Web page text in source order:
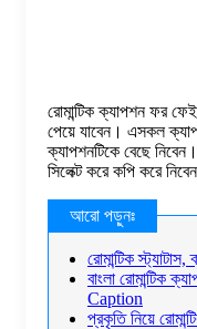
রোমান্টিক ক্যাপশন ফর
পেয়ে যাবেন। এসকল
ক্যাপশনটিকে বেছে
সিলেক্ট করে কপি করে
রোমান্টিক
বাংলা রোমান্টিক
Caption
প্রকৃতি নিয়ে